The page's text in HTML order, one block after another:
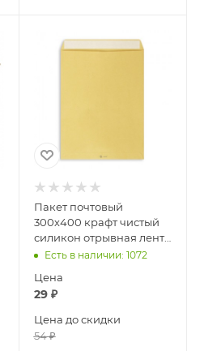
Пакет почтовый
300х400 крафт чистый
силикон отрывная лента
Е4 312017
Есть в наличии: 1072
Цена
29₽
Цена до скидки
54₽